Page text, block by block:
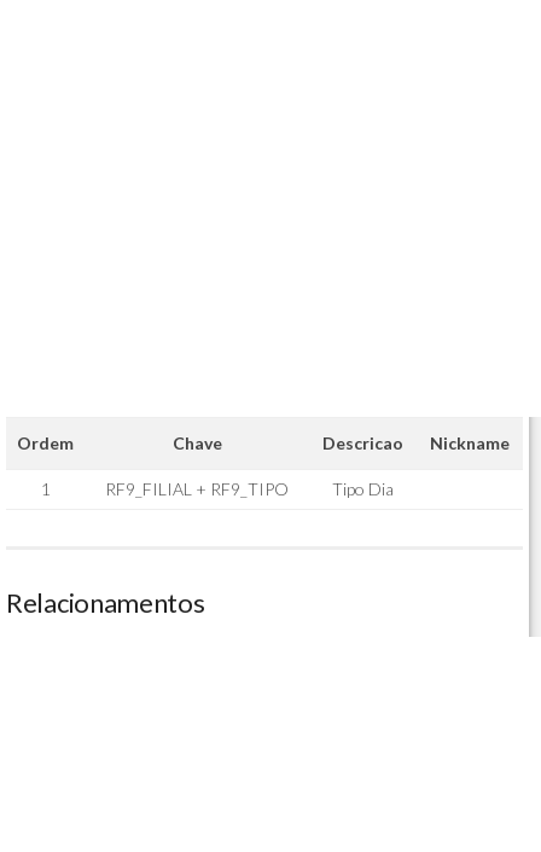
Ordem Chave Descricao Nickname
1 RF9_FILIAL + RF9_TIPO Tipo Dia
Relacionamentos